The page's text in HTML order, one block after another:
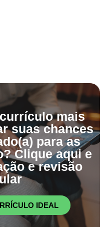
mais
suas chances
para as
Clique aqui e
e revisão
IDEAL